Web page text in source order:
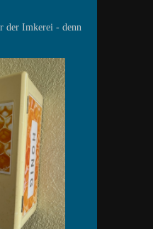
der Imkerei - denn